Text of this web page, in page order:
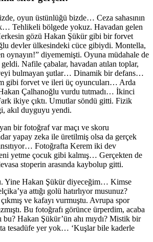
oyun üstünlüğü bizde… Ceza sahasının
Tehlikeli bölgede yokuz. Havadan gelen
gözü Hakan Şükür gibi bir forvet
devler ülkesindeki cüce gibiydi. Montella,
oynayın!” diyememişti. Oyuna müdahale de
Nafile çabalar, havadan atılan toplar,
bulmayan şutlar… Dinamik bir defans…
gibi forvet ve ileri üç oyuncuları… Arda
Çalhanoğlu vurdu tutmadı… İkinci
ikiye çıktı. Umutlar söndü gitti. Fizik
akıl duyguyu yendi.
bir fotoğraf var maçı ve skoru
yapay zeka ile üretilmiş olsa da gerçek
Fotoğrafta Kerem iki dev
yetme çocuk gibi kalmış… Gerçekten de
stoperin arasında kaybolup gitti.
Yine Hakan Şükür diyeceğim… Kimse
attığı golü hatırlıyor musunuz?
ve kafayı vurmuştu. Avrupa spor
Bu fotoğrafı görünce ürperdim, acaba
bu? Hakan Şükür’ün ahı mıydı? Mistik bir
tesadüfe yer yok… ‘Kuşlar bile kaderle